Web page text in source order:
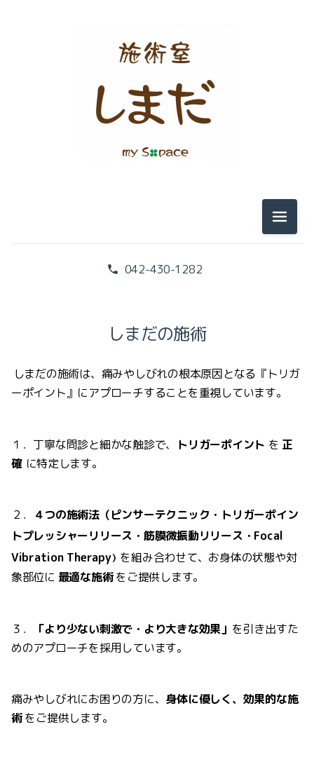
042-430-1282
メニュ
しまだの施術
しまだの施術は、痛みやしびれの根本原因となる『トリガ
ーポイント』にアプローチすることを重視しています。
１．丁寧な問診と細かな触診で、 トリガーポイント を 正
確 に特定します。
２． ４つの施術法（ピンサーテクニック・トリガーポイン
トプレッシャーリリース・筋膜微振動リリース・ Focal
Vibration Therapy） を組み合わせて、お身体の状態や対
象部位に 最適な施術 をご提供します。
３． 「より少ない刺激で・より大きな効果」 を引き出すた
めのアプローチを採用しています。
痛みやしびれにお困りの方に、 身体に優しく、効果的な施
術をご提供します。